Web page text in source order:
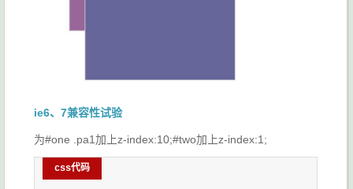
ie6、7兼容性试验
为#one .pa1加上z-index:10;#two加上z-index:1;
css代码